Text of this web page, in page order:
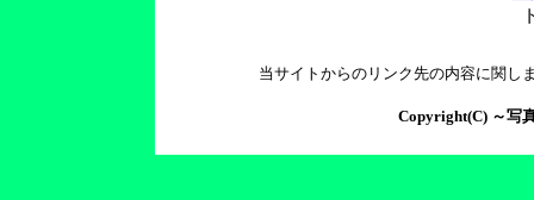
当サイトからのリンク先の内容に関し
Copyright(C) ～写